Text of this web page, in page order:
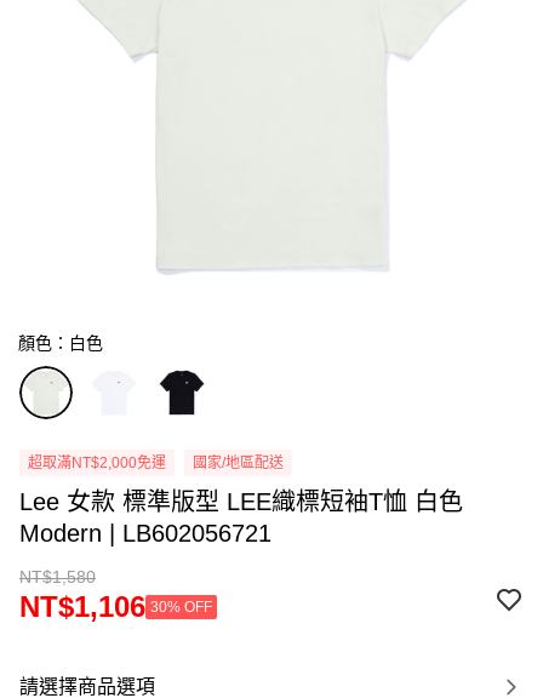
顏色：白色
超取滿NT$2,000免運 國家/地區配送
Lee 女款 標準版型 LEE織標短袖T恤 白色
Modern | LB602056721
NT$1,580
NT$1,106 30% OFF
請選擇商品選項